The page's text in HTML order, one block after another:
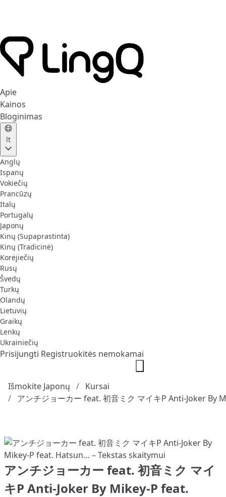
Apie
Kainos
Bloginimas
lt
Anglų
Ispanų
Vokiečių
Prancūzų
Italų
Portugalų
Japonų
Kinų (Supaprastinta)
Kinų (Tradicinė)
Korėjiečių
Rusų
Švedų
Turkų
Olandų
Lietuvių
Graikų
Lenkų
Ukrainiečių
Prisijungti Registruokitės nemokamai
Išmokite Japonų
Kursai
アンチジョーカー feat. 初音ミク マイキP Anti-Joker By
アンチジョーカー feat. 初音ミク マイ
キP Anti-Joker By Mikey-P feat.